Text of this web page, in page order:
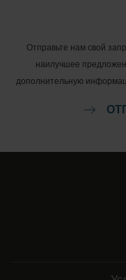
Отправьте нам свой
наилучшее
дополнительную